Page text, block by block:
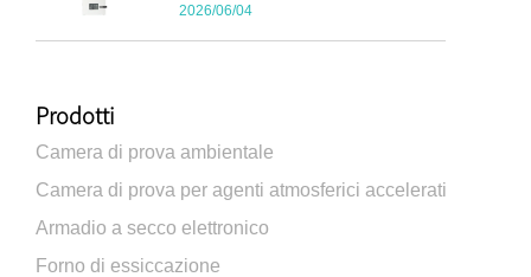
2026/06/04
Prodotti
Camera di prova ambientale
Camera di prova per agenti atmosferici accelerati
Armadio a secco elettronico
Forno di essiccazione